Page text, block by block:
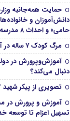
حمایت همه‌جانبه
دانش‌آموزان و
حامی» و احداث ۸ مدرسه جایگزین
مرگ کودک ۷ ساله در آتش‌سوزی مشهد
آموزش‌وپرورش در
دنبال می‌کند؟
تصویری از پیکر شهید ۲ سالۀ جنایت آمریکا در قشم
آموزش و پرورش در
تسهیل اعزام تا توسعه